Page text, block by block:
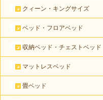
クィーン・キングサイズ
ベッド・フロアベッド
収納ベッド・チェストベッド
マットレスベッド
畳ベッド